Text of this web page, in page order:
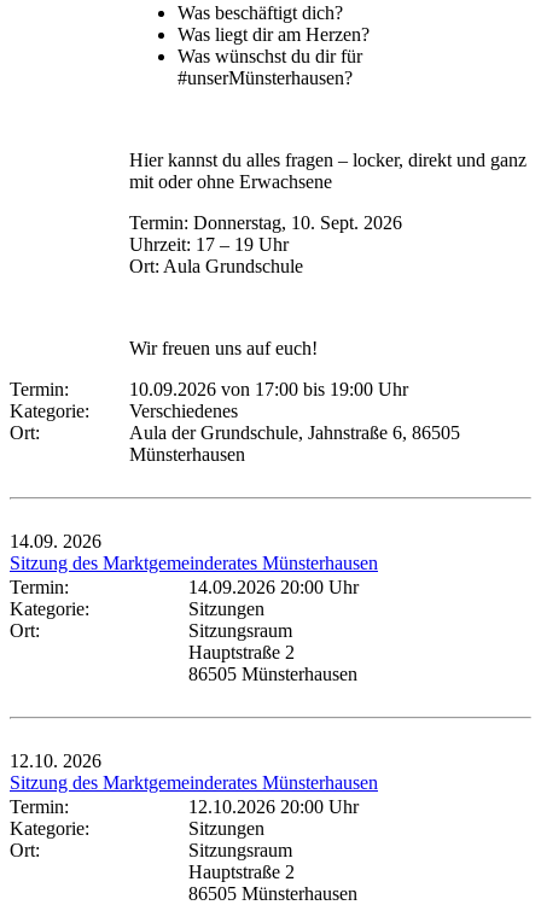
Was beschäftigt dich?
Was liegt dir am Herzen?
Was wünschst du dir für
#unserMünsterhausen?
Hier kannst du alles fragen – locker, direkt und ganz
mit oder ohne Erwachsene
Termin: Donnerstag, 10. Sept. 2026
Uhrzeit: 17 – 19 Uhr
Ort: Aula Grundschule
Wir freuen uns auf euch!
Termin:
10.09.2026 von 17:00 bis 19:00 Uhr
Kategorie:
Verschiedenes
Ort:
Aula der Grundschule, Jahnstraße 6, 86505
Münsterhausen
14.09. 2026
Sitzung des Marktgemeinderates Münsterhausen
Termin:
14.09.2026 20:00 Uhr
Kategorie:
Sitzungen
Ort:
Sitzungsraum
Hauptstraße 2
86505 Münsterhausen
12.10. 2026
Sitzung des Marktgemeinderates Münsterhausen
Termin:
12.10.2026 20:00 Uhr
Kategorie:
Sitzungen
Ort:
Sitzungsraum
Hauptstraße 2
86505 Münsterhausen